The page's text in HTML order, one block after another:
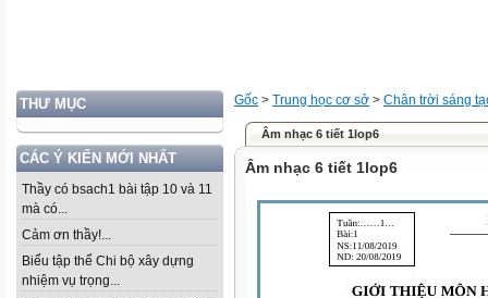
THƯ MỤC
CÁC Ý KIẾN MỚI NHẤT
Thầy có bsach1 bài tập 10 và 11
mà có...
Cảm ơn thầy!...
Biểu tập thể Chi bộ xây dựng
nhiệm vụ trọng...
Gốc > Trung học cơ sở > Chân trời sáng
Âm nhạc 6 tiết 1lop6
Âm nhạc 6 tiết 1lop6